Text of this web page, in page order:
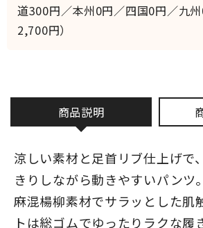
商品説明
涼しい素材と足首リブ仕上げで
きりしながら動きやすいパンツ。
麻混楊柳素材でサラッとした肌
トは総ゴムでゆったりラクな履
道300円／本州0円／四国0円／九
2,700円）